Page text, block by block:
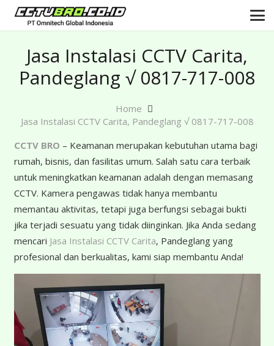
Jasa Instalasi CCTV Carita,
Pandeglang √ 0817-717-008
Home
Jasa Instalasi CCTV Carita, Pandeglang √ 0817-717-008
CCTV BRO – Keamanan merupakan kebutuhan utama bagi
rumah, bisnis, dan fasilitas umum. Salah satu cara terbaik
untuk meningkatkan keamanan adalah dengan memasang
CCTV. Kamera pengawas tidak hanya membantu
memantau aktivitas, tetapi juga berfungsi sebagai bukti
jika terjadi sesuatu yang tidak diinginkan. Jika Anda sedang
mencari Jasa Instalasi CCTV Carita, Pandeglang yang
profesional dan berkualitas, kami siap membantu Anda!